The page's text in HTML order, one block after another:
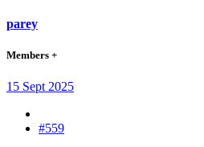
parey
Members +
15 Sept 2025
#559